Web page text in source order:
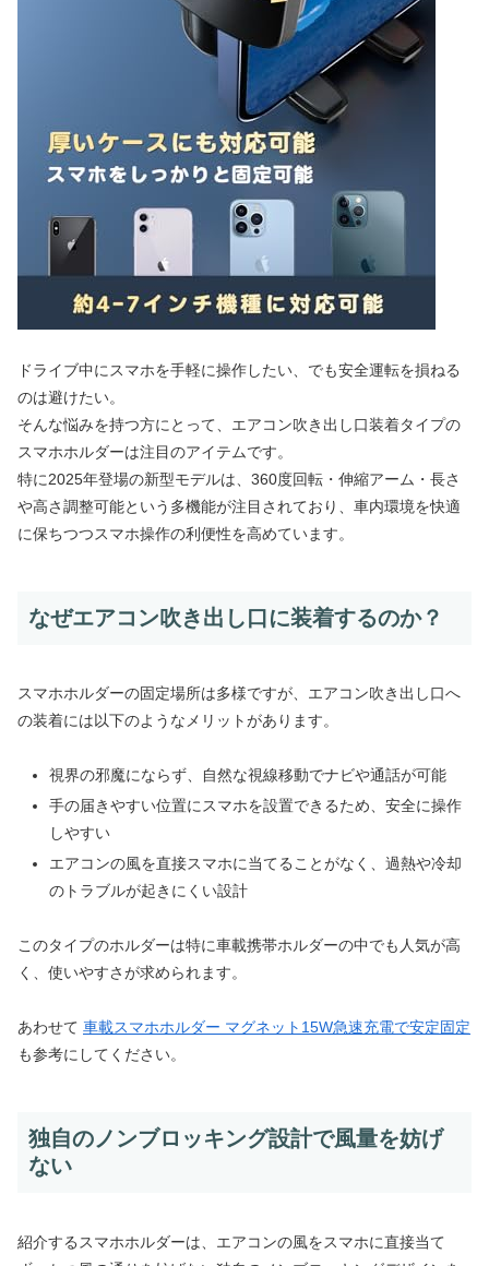
ドライブ中にスマホを手軽に操作したい、でも安全運転を損ねる
のは避けたい。
そんな悩みを持つ方にとって、エアコン吹き出し口装着タイプの
スマホホルダーは注目のアイテムです。
特に2025年登場の新型モデルは、360度回転・伸縮アーム・長さ
や高さ調整可能という多機能が注目されており、車内環境を快適
に保ちつつスマホ操作の利便性を高めています。
なぜエアコン吹き出し口に装着するのか？
スマホホルダーの固定場所は多様ですが、エアコン吹き出し口へ
の装着には以下のようなメリットがあります。
視界の邪魔にならず、自然な視線移動でナビや通話が可能
手の届きやすい位置にスマホを設置できるため、安全に操作
しやすい
エアコンの風を直接スマホに当てることがなく、過熱や冷却
のトラブルが起きにくい設計
このタイプのホルダーは特に車載携帯ホルダーの中でも人気が高
く、使いやすさが求められます。
あわせて 車載スマホホルダー マグネット15W急速充電で安定固定
も参考にしてください。
独自のノンブロッキング設計で風量を妨げ
ない
紹介するスマホホルダーは、エアコンの風をスマホに直接当て